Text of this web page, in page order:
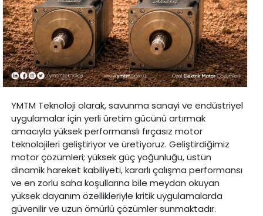
YMTM Teknoloji olarak, savunma sanayi ve endüstriyel
uygulamalar için yerli üretim gücünü artırmak
amacıyla yüksek performanslı fırçasız motor
teknolojileri geliştiriyor ve üretiyoruz. Geliştirdiğimiz
motor çözümleri; yüksek güç yoğunluğu, üstün
dinamik hareket kabiliyeti, kararlı çalışma performansı
ve en zorlu saha koşullarına bile meydan okuyan
yüksek dayanım özellikleriyle kritik uygulamalarda
güvenilir ve uzun ömürlü çözümler sunmaktadır.